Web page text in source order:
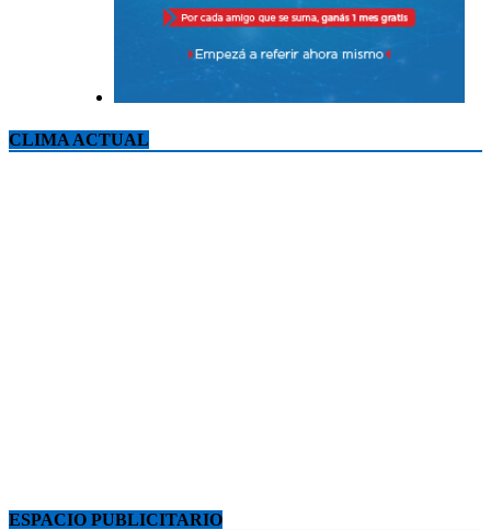
CLIMA ACTUAL
ESPACIO PUBLICITARIO